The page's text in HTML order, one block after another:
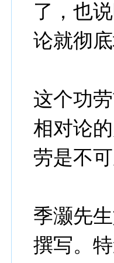
了，也
论就彻
这个功
相对论
劳是不
季灏先
撰写。